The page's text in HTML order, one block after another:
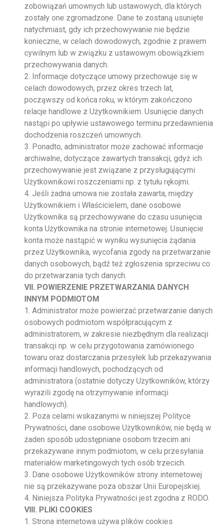
zobowiązań umownych lub ustawowych, dla których
zostały one zgromadzone. Dane te zostaną usunięte
natychmiast, gdy ich przechowywanie nie będzie
konieczne, w celach dowodowych, zgodnie z prawem
cywilnym lub w związku z ustawowym obowiązkiem
przechowywania danych.
2. Informacje dotyczące umowy przechowuje się w
celach dowodowych, przez okres trzech lat,
począwszy od końca roku, w którym zakończono
relacje handlowe z Użytkownikiem. Usunięcie danych
nastąpi po upływie ustawowego terminu przedawnienia
dochodzenia roszczeń umownych.
3. Ponadto, administrator może zachować informacje
archiwalne, dotyczące zawartych transakcji, gdyż ich
przechowywanie jest związane z przysługującymi
Użytkownikowi roszczeniami np. z tytułu rękojmi.
4. Jeśli żadna umowa nie została zawarta, między
Użytkownikiem i Właścicielem, dane osobowe
Użytkownika są przechowywane do czasu usunięcia
konta Użytkownika na stronie internetowej. Usunięcie
konta może nastąpić w wyniku wysunięcia żądania
przez Użytkownika, wycofania zgody na przetwarzanie
danych osobowych, bądź też zgłoszenia sprzeciwu co
do przetwarzania tych danych.
VII. POWIERZENIE PRZETWARZANIA DANYCH
INNYM PODMIOTOM
1. Administrator może powierzać przetwarzanie danych
osobowych podmiotom współpracującym z
administratorem, w zakresie niezbędnym dla realizacji
transakcji np. w celu przygotowania zamówionego
towaru oraz dostarczania przesyłek lub przekazywania
informacji handlowych, pochodzących od
administratora (ostatnie dotyczy Użytkowników, którzy
wyrazili zgodę na otrzymywanie informacji
handlowych).
2. Poza celami wskazanymi w niniejszej Polityce
Prywatności, dane osobowe Użytkowników, nie będą w
żaden sposób udostępniane osobom trzecim ani
przekazywane innym podmiotom, w celu przesyłania
materiałów marketingowych tych osób trzecich.
3. Dane osobowe Użytkowników strony internetowej
nie są przekazywane poza obszar Unii Europejskiej.
4. Niniejsza Polityka Prywatności jest zgodna z RODO.
VIII. PLIKI COOKIES
1. Strona internetowa używa plików cookies